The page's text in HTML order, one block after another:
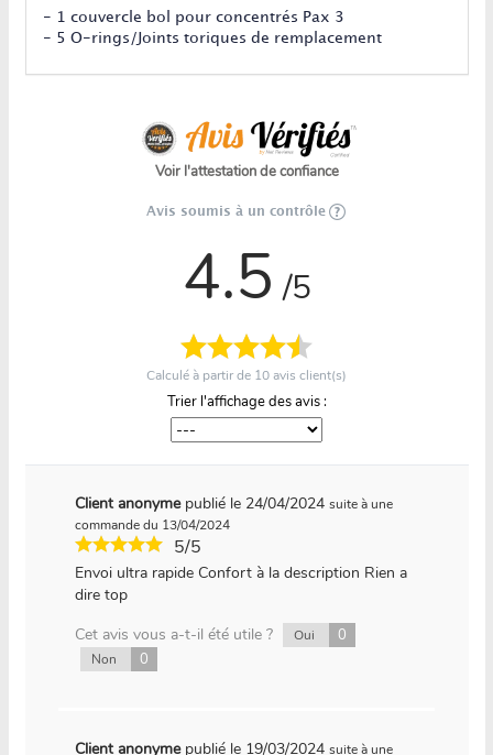
- 1 couvercle bol pour concentrés Pax 3
- 5 O-rings/Joints toriques de remplacement
Voir l'attestation de confiance
Avis soumis à un contrôle
4.5 /5
Calculé à partir de 10 avis client(s)
Trier l'affichage des avis :
Client anonyme publié le 24/04/2024 suite à une
commande du 13/04/2024
5/5
Envoi ultra rapide Confort à la description Rien a
dire top
Cet avis vous a-t-il été utile ?
Oui 0
Non 0
Client anonyme publié le 19/03/2024 suite à une